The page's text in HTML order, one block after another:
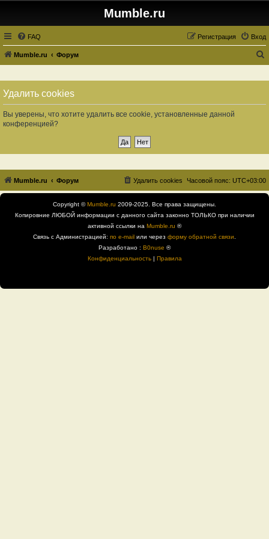
Mumble.ru
FAQ Вход
Регистрация
Mumble.ru Форум
и
Удалить cookies
Вы уверены, что хотите удалить все cookie, установленные данной
конференцией?
Mumble.ru Форум Часовой пояс: UTC+03:00
Удалить cookies
Copyright ©Mumble.ru 2009-2025. Все права защищены.
Копировние ЛЮБОЙ информации с данного сайта законно ТОЛЬКО при наличии
активной ссылки на Mumble.ru ®
Связь с Администрацией: по e-mail или через форму обратной связи
Разработано : B0nuse ®
Конфиденциальность| Правила